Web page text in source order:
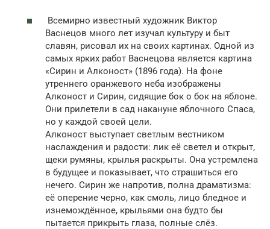
Всемирно известный художник Виктор
Васнецов много лет изучал культуру и быт
славян, рисовал их на своих картинах. Одной из
самых ярких работ Васнецова является картина
«Сирин и Алконост» (1896 года). На фоне
утреннего оранжевого неба изображены
Алконост и Сирин, сидящие бок о бок на яблоне.
Они прилетели в сад накануне яблочного Спаса,
но у каждой своей цели.
Алконост выступает светлым вестником
наслаждения и радости: лик её светел и открыт,
щеки румяны, крылья раскрыты. Она устремлена
в будущее и показывает, что страшиться его
нечего. Сирин же напротив, полна драматизма:
её оперение черно, как смоль, лицо бледное и
изнемождённое, крыльями она будто бы
пытается прикрыть глаза, полные слёз.